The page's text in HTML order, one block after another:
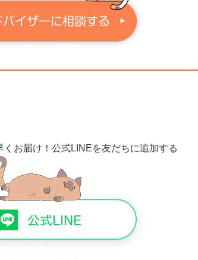
お届け！ 公式LINEを友だちに追加する